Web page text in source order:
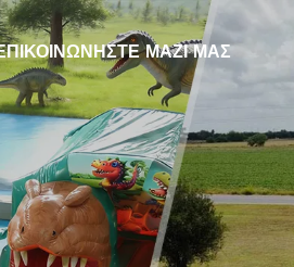
ΜΑΖΊ ΜΑΣ